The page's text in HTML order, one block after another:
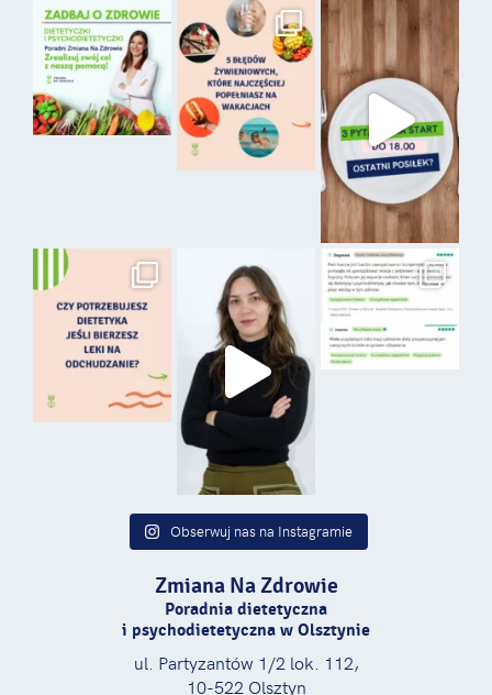
Olsztyn dietetyk – zdrowe odżywianie
Oczywiście w naszej ofercie znajduje się
naprawdę wiele pakietów dietetycznych, które
na pewno uda się dopasować do każdego,
bez względu na wysokość oczekiwań, jakie
stawia przed takową dietą. Wprowadzanie
zdrowych zmian i nawyków niewątpliwie
przynosi ogromne rezultaty, ale mus być
to praktykowane na bieżąco, przez dłuższy
czas.
Olsztyn dietetykprzedstawi ci
indywidualny plan żywieniowy, który zostanie
oparty na twoich indywidualnych potrzebach
i twoim trybie dnia. Pod uwagę wzięty zostaje
twój rodzaj pracy (praca fizyczna, praca
w biurze) oraz ewentualne sporty, które
uprawiasz. Od dynamiki twojego dnia
najczęściej zależy, jaka kaloryczność będzie
dla ciebie właściwa.
Dietetyczka Olsztyn – diety eliminacyjne
czy wyrobienia sobie zdrowych nawyków.
Bardzo często są to również diety
eliminacyjne, które mają na celu poprawić
jakość życia i bezpieczeństwo osoby,
która z jakichś względów nie może spożywać
Obserwuj nas na Instagramie
Zmiana Na Zdrowie
Poradnia dietetyczna
i psychodietetyczna w Olsztynie
ul. Partyzantów 1/2 lok. 112,
10-522 Olsztyn